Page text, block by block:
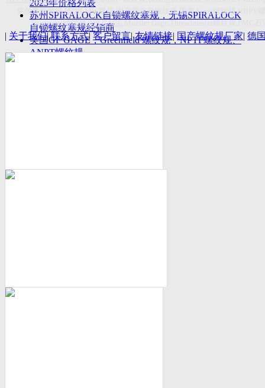
2023年价格列表
苏州SPIRALOCK自锁螺纹塞规，无锡SPIRALOCK
自锁螺纹塞规经销商
美国GF GAGE，Greenfield 螺纹规，NPTF螺纹规、
ANPT螺纹规
莱尔麦斯量规,德国 LMW量规,国产爱克母螺纹规 ,国产Acme 螺纹规,HBPV
Titecswiss螺纹规 ,API GAGE
| 关于我们|联系方式| 客户留言|友情链接| 国产螺纹规厂家| 德